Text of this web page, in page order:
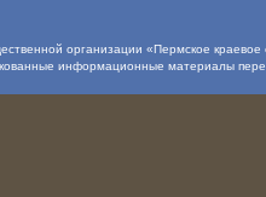
организации «Пермское
информационные материалы